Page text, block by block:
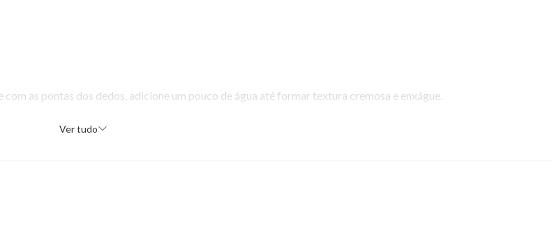
as pontas dos dedos, adicione um pouco de água até formar textura cremosa e enxágue.
Ver tudo